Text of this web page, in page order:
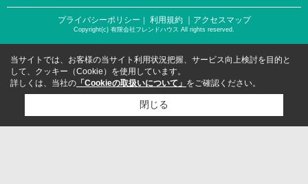
プライバシーポリシー 利用規約 ｜アクセスマップ
Copyright(c) 有限会社フレンドハウス All rights reserved.
当サイトでは、お客様の当サイト利用状況把握、サービス向上検討を目的と
して、クッキー（Cookie）を使用しています。
詳しくは、当社の 「Cookieの取扱いについて」 をご確認ください。
閉じる